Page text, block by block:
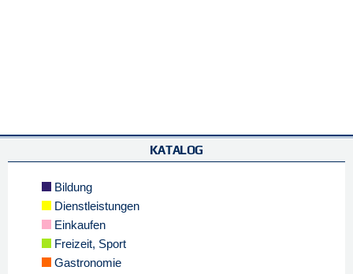
KATALOG
Bildung
Dienstleistungen
Einkaufen
Freizeit, Sport
Gastronomie